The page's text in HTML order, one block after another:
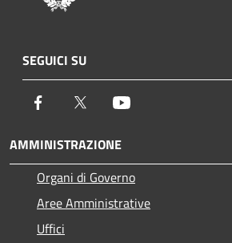
SEGUICI SU
Facebook Twitter
AMMINISTRAZIONE
Organi di Governo
Aree Amministrative
Uffici